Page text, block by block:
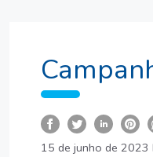
15 de junho de 2023